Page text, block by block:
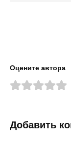
Оцените автора
Добавить